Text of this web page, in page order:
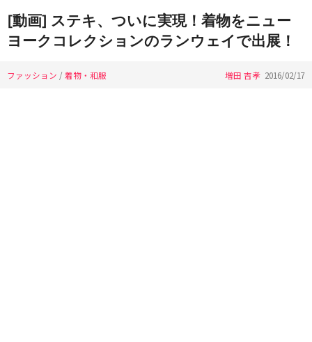
[動画] ステキ、ついに実現！着物をニュー
ヨークコレクションのランウェイで出展！
ファッション /着物・和服 増田 吉孝 2016/02/17